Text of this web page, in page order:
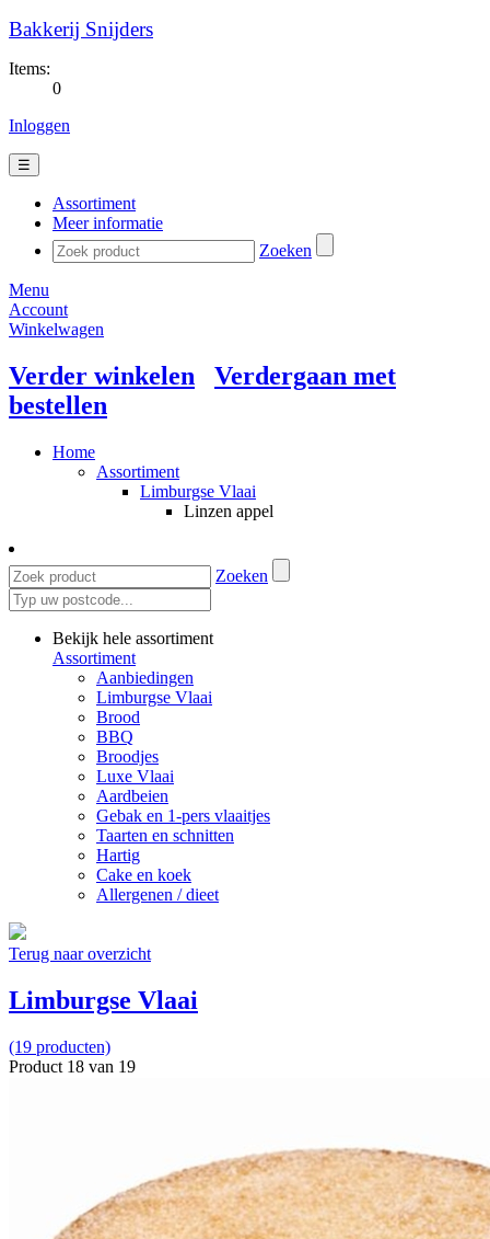
Bakkerij Snijders
Items:
0
Inloggen
☰
Assortiment
Meer informatie
Zoeken
Menu
Account
Winkelwagen
Verder winkelen
Verdergaan met
bestellen
Home
Assortiment
Limburgse Vlaai
Linzen appel
Zoeken
Bekijk hele assortiment
Assortiment
Aanbiedingen
Limburgse Vlaai
Brood
BBQ
Broodjes
Luxe Vlaai
Aardbeien
Gebak en 1-pers vlaaitjes
Taarten en schnitten
Hartig
Cake en koek
Allergenen / dieet
Terug naar overzicht
Limburgse Vlaai
(19 producten)
Product 18 van 19